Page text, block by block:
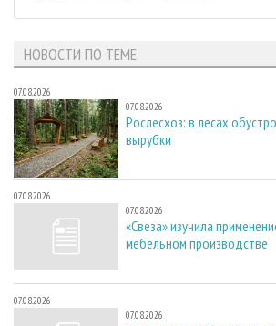
НОВОСТИ ПО ТЕМЕ
07.08.2026
07.08.2026
Рослесхоз: в лесах
вырубки
07.08.2026
07.08.2026
«Свеза» изучила
мебельном производстве
07.08.2026
07.08.2026